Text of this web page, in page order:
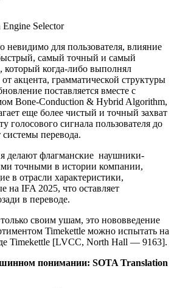
Selector
невидимо для пользователя, влияние
самый точный и самый
который когда-либо выполнял
акцента, грамматической структуры
поставляется вместе с
Bone-Conduction & Hybrid Algorithm,
еще более чистый и точный захват
голосового сигнала пользователя до
системы перевода.
делают флагманские наушники-
точными в истории компании,
в отрасли характеристики,
на IFA 2025, что оставляет
в переводе.
своим ушам, это нововведение
Timekettle можно испытать на
Timekettle [LVCC, North Hall — 9163].
понимании: SOTA Translation